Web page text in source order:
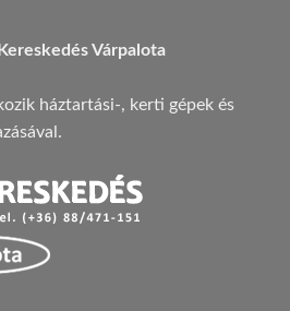
Várpalota
háztartási-, kerti gépek és